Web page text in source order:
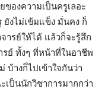
องความเป็นครูเลอะ
งไม่เข้มแข็ง มั่นคง ก็
ารย์ให้ได้ แล้วก็จะรู้สึก
ย์ ทั้งๆ ที่หน้าที่ในอาชีพ
บ้างก็ไปเข้าใจกันว่า
เป็นนักวิชาการมากกว่า